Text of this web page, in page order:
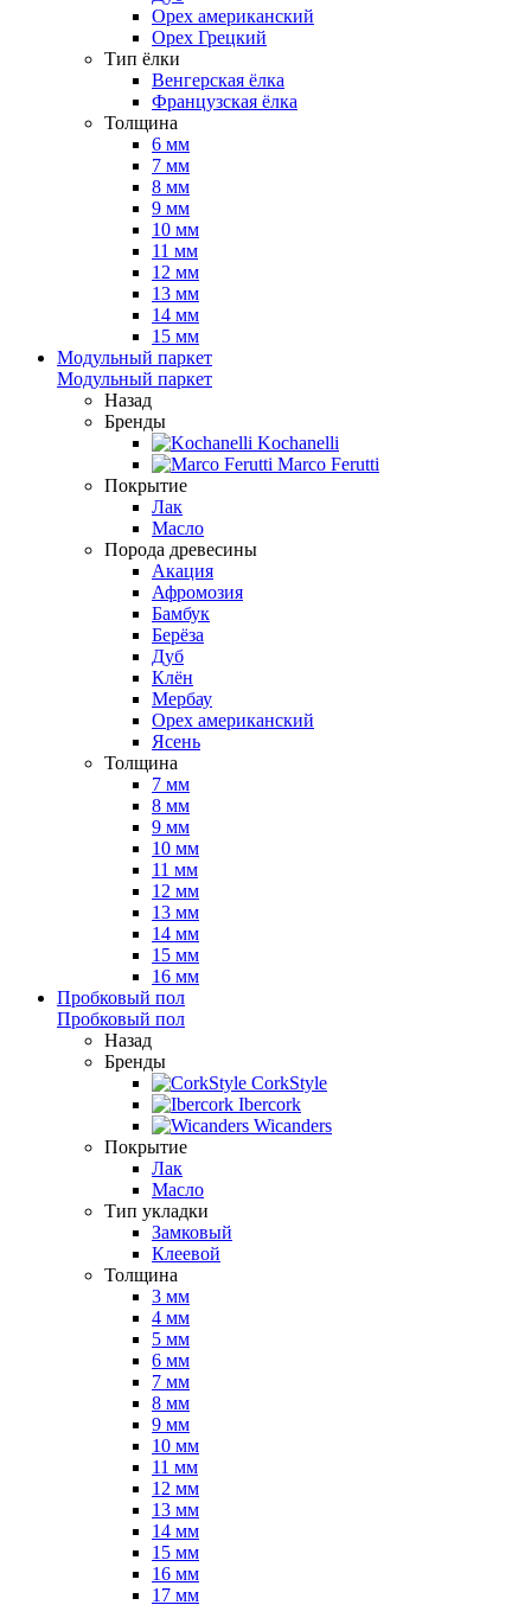
Орех американский
Орех Грецкий
Тип ёлки
Венгерская ёлка
Французская ёлка
Толщина
6 мм
7 мм
8 мм
9 мм
10 мм
11 мм
12 мм
13 мм
14 мм
15 мм
Модульный паркет
Модульный паркет
Назад
Бренды
Kochanelli
Marco Ferutti
Покрытие
Лак
Масло
Порода древесины
Акация
Афромозия
Бамбук
Берёза
Дуб
Клён
Мербау
Орех американский
Ясень
Толщина
7 мм
8 мм
9 мм
10 мм
11 мм
12 мм
13 мм
14 мм
15 мм
16 мм
Пробковый пол
Пробковый пол
Назад
Бренды
CorkStyle
Ibercork
Wicanders
Покрытие
Лак
Масло
Тип укладки
Замковый
Клеевой
Толщина
3 мм
4 мм
5 мм
6 мм
7 мм
8 мм
9 мм
10 мм
11 мм
12 мм
13 мм
14 мм
15 мм
16 мм
17 мм